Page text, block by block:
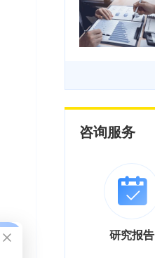
咨询服务
研究报告